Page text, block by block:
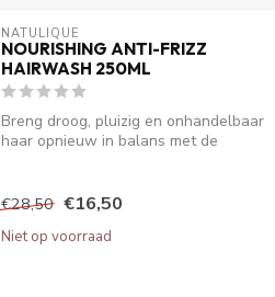
NATULIQUE
NOURISHING ANTI-FRIZZ
HAIRWASH 250ML
Breng droog, pluizig en onhandelbaar
haar opnieuw in balans met de
€28,50 €16,50
Niet op voorraad